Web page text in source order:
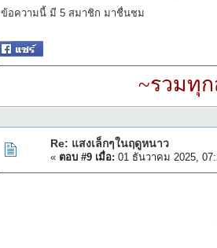
ข้อความนี้ มี 5 สมาชิก มาชื่นชม
~รวมทุ
Re: แสงเล็กๆในฤดูหนาว
« ตอบ #9 เมื่อ: 01 ธันวาคม 2025,